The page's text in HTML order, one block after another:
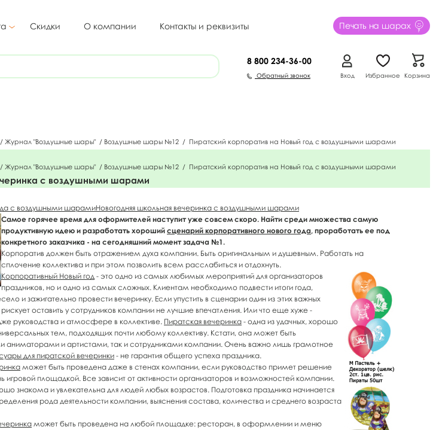
Скидки О компании Контакты и реквизиты Печать на шарах
8 800 234-36-00
Обратный звонок Вход Избранное Корзина
/ Журнал "Воздушные шары" / Воздушные шары №12 / Пиратский корпоратив на Новый год с воздушными шарами
/ Журнал "Воздушные шары" / Воздушные шары №12 / Пиратский корпоратив на Новый год с воздушными шарами
с воздушными шарами
с воздушными шарамиНовогодняя школьная вечеринка с воздушными шарами
Самое горячее время для оформителей наступит уже совсем скоро. Найти среди множества самую
продуктивную идею и разработать хороший сценарий корпоративного нового года, проработать ее под
конкретного заказчика - на сегодняшний момент задача №1.
Корпоратив должен быть отражением духа компании. Быть оригинальным и душевным. Работать на
сплочение коллектива и при этом позволить всем расслабиться и отдохнуть.
Корпоративный Новый год - это одно из самых любимых мероприятий для организаторов
праздников, но и одно из самых сложных. Клиентам необходимо подвести итоги года,
и зажигательно провести вечеринку. Если упустить в сценарии один из этих важных
рискует оставить у сотрудников компании не лучшие впечатления. Или что еще хуже -
руководства и атмосфере в коллективе. Пиратская вечеринка - одна из удачных, хорошо
тем, подходящих почти любому коллективу. Кстати, она может быть
аниматорами и артистами, так и сотрудниками компании. Очень важно лишь грамотное
для пиратской вечеринки- не гарантия общего успеха праздника.
может быть проведена даже в стенах компании, если руководство примет решение
игровой площадкой. Все зависит от активности организаторов и возможностей компании.
знакома и увлекательна для людей любых возрастов. Подготовка праздника начинается
рода деятельности компании, выяснения состава, количества и среднего возраста
может быть проведена на любой площадке: ресторан, в оформлении и меню